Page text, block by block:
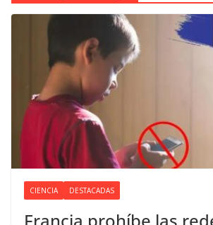
CIENCIA DESTACADAS
Francia prohíbe las